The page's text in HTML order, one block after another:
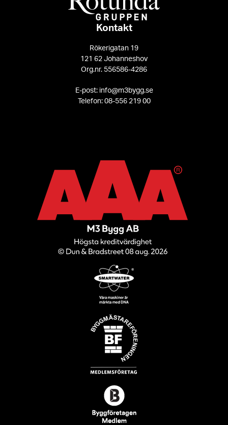
Kontakt
Rökerigatan 19
121 62 Johanneshov
Org.nr. 556586-4286
E-post: info@m3bygg.se
Telefon: 08-556 219 00